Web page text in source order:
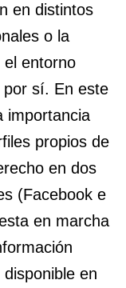
en distintos
o la
el entorno
por sí. En este
importancia
propios de
en dos
(Facebook e
en marcha
en